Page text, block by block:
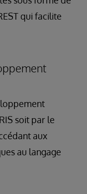
qui facilite
soit par le
aux
au langage